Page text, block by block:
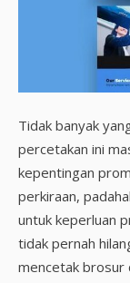
Tidak banyak
percetakan ini
kepentingan
perkiraan,
untuk keperluan
tidak pernah
mencetak brosur